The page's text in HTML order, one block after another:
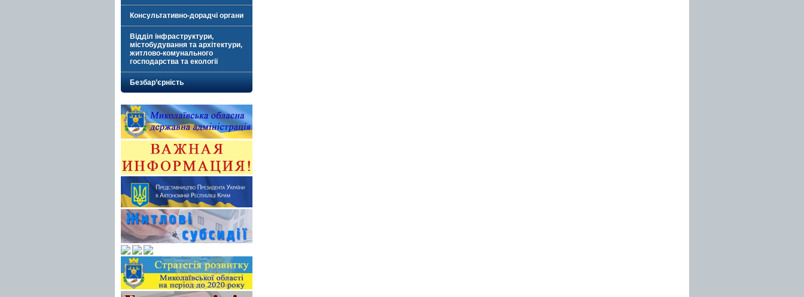
Консультативно-дорадчі органи
Відділ інфраструктури,
містобудування та архітектури,
житлово-комунального
господарства та екології
Безбар’єрність